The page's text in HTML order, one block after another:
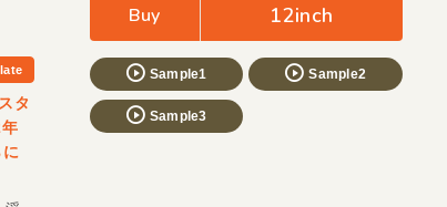
Buy 12inch
Sample1 Sample2
Sample3
タ